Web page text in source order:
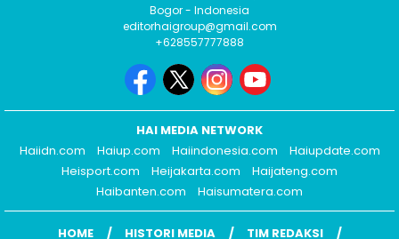
Bogor - Indonesia
editorhaigroup@gmail.com
+628557777888
HAI MEDIA NETWORK
Haiidn.com
Haiup.com Haiindonesia.com
Haiupdate.com
Heisport.com
Heijakarta.com
Haijateng.com
Haibanten.com
Haisumatera.com
HOME HISTORI MEDIA
TIM REDAKSI